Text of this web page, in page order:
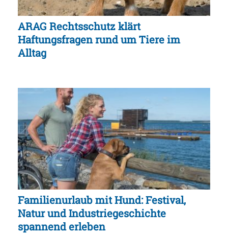
ARAG Rechtsschutz klärt
Haftungsfragen rund um Tiere im
Alltag
Familienurlaub mit Hund: Festival,
Natur und Industriegeschichte
spannend erleben